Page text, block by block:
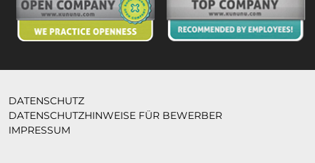
DATENSCHUTZ
DATENSCHUTZHINWEISE FÜR BEWERBER
IMPRESSUM